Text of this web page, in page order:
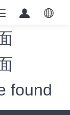
found